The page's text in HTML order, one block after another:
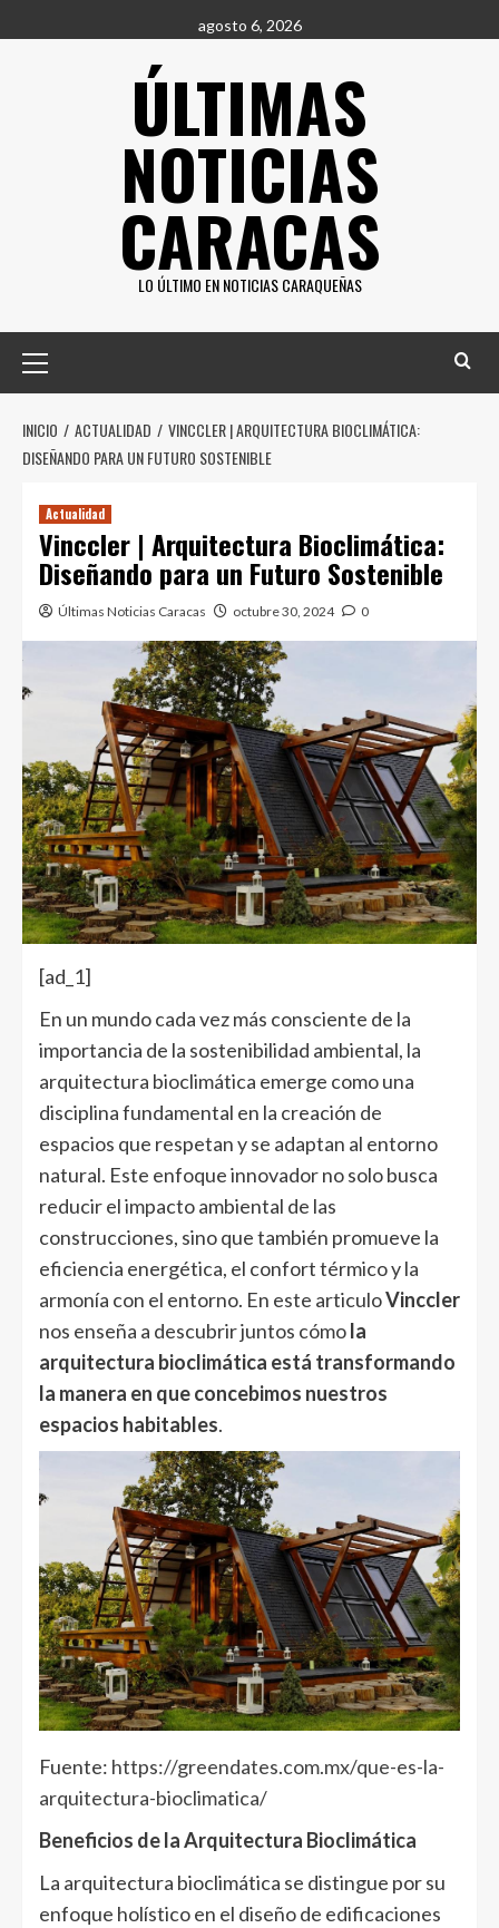
al
agosto 6, 2026
ÚLTIMAS
NOTICIAS
CARACAS
LO ÚLTIMO EN NOTICIAS CARAQUEÑAS
principal
INICIO ACTUALIDAD
VINCCLER | ARQUITECTURA BIOCLIMÁTICA:
DISEÑANDO PARA UN FUTURO SOSTENIBLE
Actualidad
Vinccler | Arquitectura Bioclimática:
Diseñando para un Futuro Sostenible
Últimas Noticias Caracas octubre 30, 2024 0
[ad_1]
En un mundo cada vez más consciente de la
importancia de la sostenibilidad ambiental, la
arquitectura bioclimática emerge como una
disciplina fundamental en la creación de
espacios que respetan y se adaptan al entorno
natural. Este enfoque innovador no solo busca
reducir el impacto ambiental de las
construcciones, sino que también promueve la
eficiencia energética, el confort térmico y la
armonía con el entorno. En este articuloVinccler
nos enseña a descubrir juntos cómola
arquitectura bioclimática está transformando
la manera en que concebimos nuestros
espacios habitables.
Fuente: https://greendates.com.mx/que-es-la-
arquitectura-bioclimatica/
Beneficios de la Arquitectura Bioclimática
La arquitectura bioclimática se distingue por su
enfoque holístico en el diseño de edificaciones